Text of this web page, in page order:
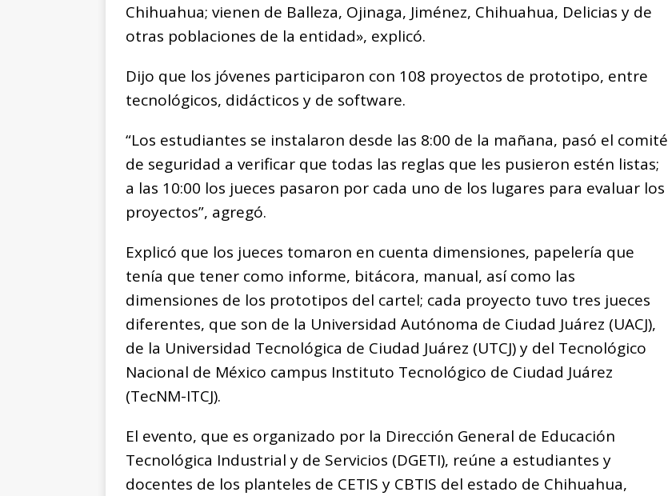
Chihuahua; vienen de Balleza, Ojinaga, Jiménez, Chihuahua, Delicias y de
otras poblaciones de la entidad», explicó.
Dijo que los jóvenes participaron con 108 proyectos de prototipo, entre
tecnológicos, didácticos y de software.
“Los estudiantes se instalaron desde las 8:00 de la mañana, pasó el comité
de seguridad a verificar que todas las reglas que les pusieron estén listas;
a las 10:00 los jueces pasaron por cada uno de los lugares para evaluar los
proyectos”, agregó.
Explicó que los jueces tomaron en cuenta dimensiones, papelería que
tenía que tener como informe, bitácora, manual, así como las
dimensiones de los prototipos del cartel; cada proyecto tuvo tres jueces
diferentes, que son de la Universidad Autónoma de Ciudad Juárez (UACJ),
de la Universidad Tecnológica de Ciudad Juárez (UTCJ) y del Tecnológico
Nacional de México campus Instituto Tecnológico de Ciudad Juárez
(TecNM-ITCJ).
El evento, que es organizado por la Dirección General de Educación
Tecnológica Industrial y de Servicios (DGETI), reúne a estudiantes y
docentes de los planteles de CETIS y CBTIS del estado de Chihuahua,